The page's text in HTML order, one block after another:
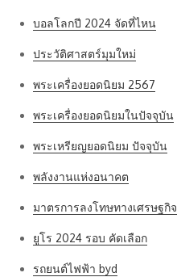
บอลโลกปี 2024 จัดที่ไหน
ประวัติศาสตร์มุมใหม่
พระเครื่องยอดนิยม 2567
พระเครื่องยอดนิยมในปัจจุบัน
พระเหรียญยอดนิยม ปัจจุบัน
พลังงานแห่งอนาคต
มาตรการลงโทษทางเศรษฐกิจ
ยูโร 2024 รอบ คัดเลือก
รถยนต์ไฟฟ้า byd